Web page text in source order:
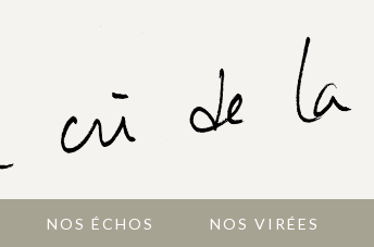
NOS ÉCHOS NOS VIRÉES